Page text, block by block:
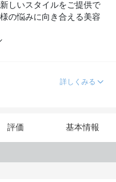
しいスタイルをご提供で
の悩みに向き合える美容
す。
詳しくみる
評価 基本情報